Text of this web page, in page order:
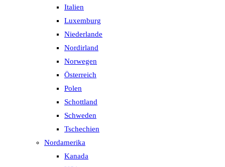
Italien
Luxemburg
Niederlande
Nordirland
Norwegen
Österreich
Polen
Schottland
Schweden
Tschechien
Nordamerika
Kanada